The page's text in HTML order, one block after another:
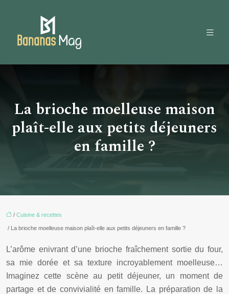
La brioche moelleuse maison
plaît-elle aux petits déjeuners
en famille ?
/ Cuisine & recettes
/ La brioche moelleuse maison plaît-elle aux petits déjeuners en famille ?
L’arôme enivrant d’une brioche fraîchement sortie du four,
sa mie dorée et sa texture incroyablement moelleuse…
Imaginez cette scène au petit déjeuner, un moment de
partage et de convivialité en famille. La préparation de la